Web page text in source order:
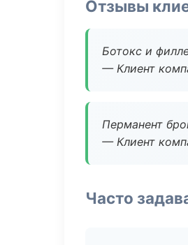
Отзывы
Ботокс и
— Клиент
Перманент
— Клиент
Часто